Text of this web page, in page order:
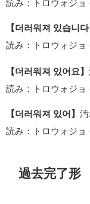
読み：トロウォジョ
【더러워져 있습니다
読み：トロウォジョ
【더러워져 있어요】
読み：トロウォジョ
【더러워져 있어】 汚
読み：トロウォジョ
過去完了形